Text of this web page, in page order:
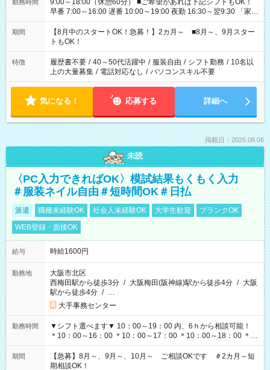
勤務時間
9:00～18:00（休憩60分） ■ご希望があれば下記シフトもOK！
早番 7:00～16:00 遅番 10:00～19:00 夜勤 16:30～翌9:30 「家族
と休みを合わせたい」 「余裕を持って夕飯の準備がしたい」
「できれば残業はしたくない」 など、ご希望を教えてください
ね。 ※Wワーク希望の方へ 今ご覧のお仕事で希望する勤務時間
と、もう1つのお仕事の勤務時間。 合計で週40時間を超える場
合は応募できません。
期間
【8月中のスタートOK！急募！】2カ月～ ■8月～、9月スター
トもOK！
特徴 履歴書不要 / 40～50代活躍中 / 服装自由 / シフト勤務 / 10名以
上の大量募集 / 電話対応なし / パソコンスキル不要
気になる！ 応募する 詳細へ
掲載日：2026.08.06
未読
〈PC入力できればOK〉模試結果もくもく入力
＃服装ネイル自由＃短時間OK＃日払
派遣 職種未経験OK 社会人未経験OK 大学生歓迎
ブランクOK
WEB登録・面接OK
給与 時給1600円
勤務地
大阪市北区
西梅田駅から徒歩3分 / 大阪梅田(阪神線)駅から徒歩4分 / 大阪
駅から徒歩4分 / …
大手事務センター
勤務時間
▼シフト選べます▼ 10：00～19：00 内、6ｈから相談可能！
＊10：00～16：00 ＊10：00～17：00 ＊10：00～18：00 ＊
11：00～19：00 ＊12：00～19：00 ＊13：00～19：00
期間
【急募】8月～、9月～、10月～ ご相談OKです ＃2カ月～短
期相談OK！